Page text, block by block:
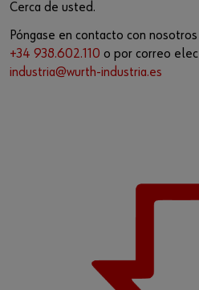
Cerca de usted.
Póngase en contacto con
+34 938.602.110 o por correo
industria@wurth-industria.es